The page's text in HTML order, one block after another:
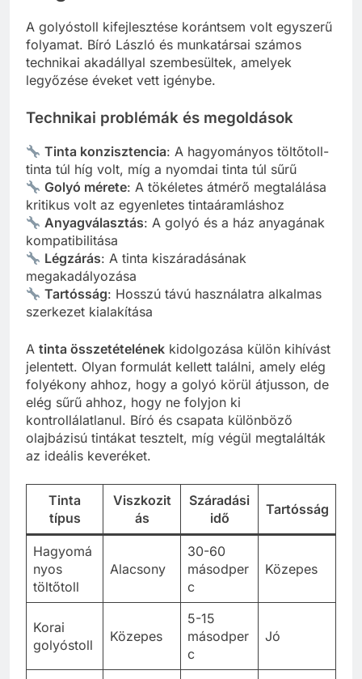
A golyóstoll kifejlesztése korántsem volt egyszerű
folyamat. Bíró László és munkatársai számos
technikai akadállyal szembesültek, amelyek
legyőzése éveket vett igénybe.
Technikai problémák és megoldások
Tinta konzisztencia: A hagyományos töltőtoll-
tinta túl híg volt, míg a nyomdai tinta túl sűrű
Golyó mérete: A tökéletes átmérő megtalálása
kritikus volt az egyenletes tintaáramláshoz
Anyagválasztás: A golyó és a ház anyagának
kompatibilitása
Légzárás: A tinta kiszáradásának
megakadályozása
Tartósság: Hosszú távú használatra alkalmas
szerkezet kialakítása
A tinta összetételének kidolgozása külön kihívást
jelentett. Olyan formulát kellett találni, amely elég
folyékony ahhoz, hogy a golyó körül átjusson, de
elég sűrű ahhoz, hogy ne folyjon ki
kontrollálatlanul. Bíró és csapata különböző
olajbázisú tintákat tesztelt, míg végül megtalálták
az ideális keveréket.
Tinta
típus
Viszkozit
ás
Száradási
idő
Tartósság
Hagyomá
nyos
töltőtoll
Alacsony
30-60
másodper
c
Közepes
Korai
golyóstoll
Közepes
5-15
másodper
c
Jó